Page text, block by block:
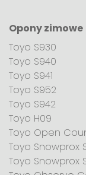
Opony zimowe
Toyo S930
Toyo S940
Toyo S941
Toyo S952
Toyo S942
Toyo H09
Toyo Open
Toyo Snowprox
Toyo Snowprox